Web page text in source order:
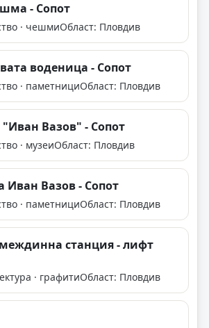
- Сопот
· чешмиОбласт: Пловдив
воденица - Сопот
· паметнициОбласт: Пловдив
Вазов" - Сопот
· музеиОбласт: Пловдив
Иван Вазов - Сопот
· паметнициОбласт: Пловдив
станция - лифт
· графитиОбласт: Пловдив